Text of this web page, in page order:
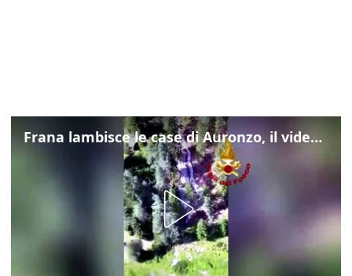
Frana lambisce le case di Auronzo, il video dall'elicottero dei vigili del fuoco